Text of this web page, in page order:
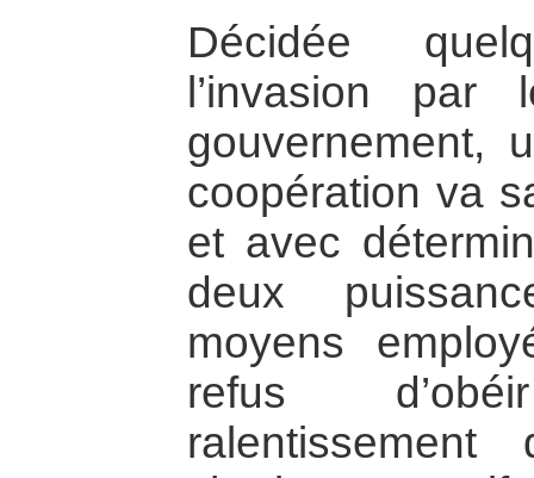
Décidée
l’invasion
gouvernement,
coopération va
et avec
deux
moyens
refus
ralentissement